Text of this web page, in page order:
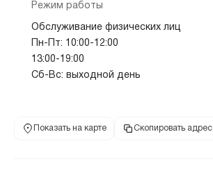
Режим работы
Обслуживание физических лиц
Пн-Пт: 10:00-12:00
13:00-19:00
Сб-Вс: выходной день
Показать на карте Скопировать адрес